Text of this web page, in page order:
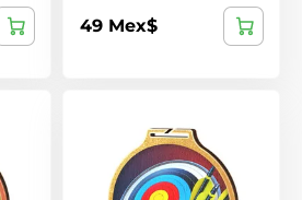
49 Mex$